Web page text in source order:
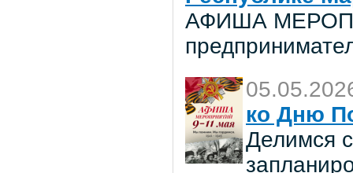
АФИША
ко Дню
Делимся